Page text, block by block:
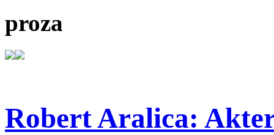
proza
Robert Aralica: